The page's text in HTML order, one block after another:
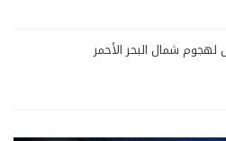
شمال البحر الأحمر